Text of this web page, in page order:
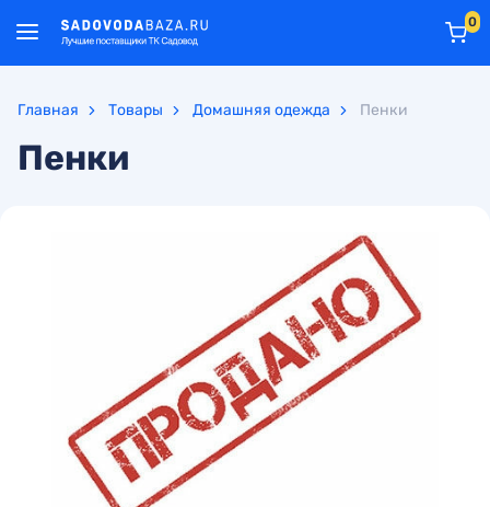
0
Главная Товары Домашняя одежда Пенки
Пенки